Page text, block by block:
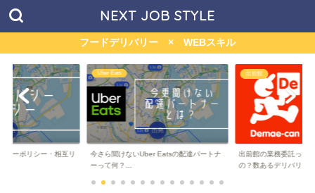
NEXT JOB STYLE
フードデリバリー × WEBスキル
Eatsの配達パートナ
出前館
出前館の業務委託って儲かるの？稼げる
の？数あるデリバリー...
menu
マッハバイト経由の
ハボーナスって何...